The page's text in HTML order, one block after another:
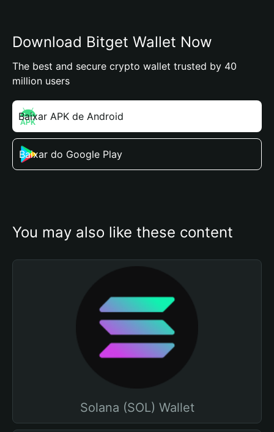
Download Bitget Wallet Now
The best and secure crypto wallet trusted by 40
million users
Baixar APK de Android
Baixar do Google Play
You may also like these content
Solana (SOL) Wallet